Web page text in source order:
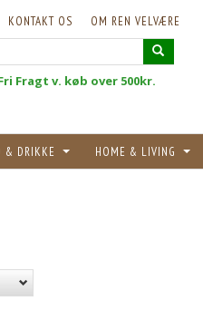
OM REN VELVÆRE
KONTAKT OS
Fragt v. køb over 500kr.
& DRIKKE HOME & LIVING